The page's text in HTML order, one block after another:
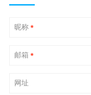
昵称 *
邮箱 *
网址